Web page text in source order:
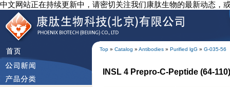
中文网站正在持续更新中，请密切关注我们康肽生物的最新动态，
Top » Catalog » Antibodies » Purified lgG » G-035-56
INSL 4 Prepro-C-Peptide (64-